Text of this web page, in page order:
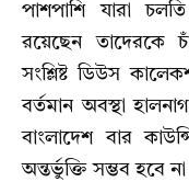
পাশপাশি যারা
রয়েছেন তাদেরকে
সংশ্লিষ্ট ডিউস
বর্তমান অবস্থা
বাংলাদেশ বার
অন্তর্ভুক্তি সম্ভব হবে